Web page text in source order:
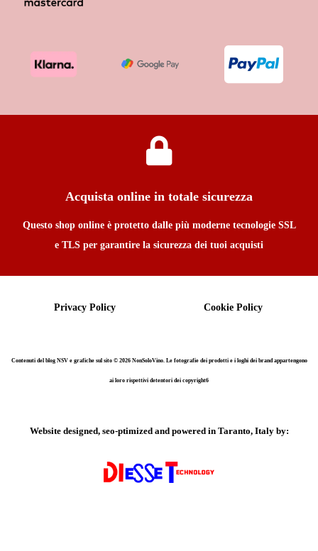
Acquista online in totale sicurezza
Questo shop online è protetto dalle più moderne tecnologie SSL
e TLS per garantire la sicurezza dei tuoi acquisti
Privacy Policy Cookie Policy
Contenuti del blog NSV e grafiche sul sito © 2026 NonSoloVino. Le fotografie dei prodotti e i loghi dei brand appartengono
ai loro rispettivi detentori dei copyright6
Website designed, seo-ptimized and powered in Taranto, Italy by: